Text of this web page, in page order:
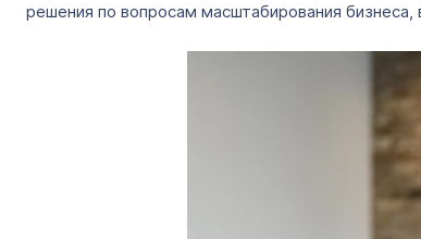
решения по вопросам масштабирования